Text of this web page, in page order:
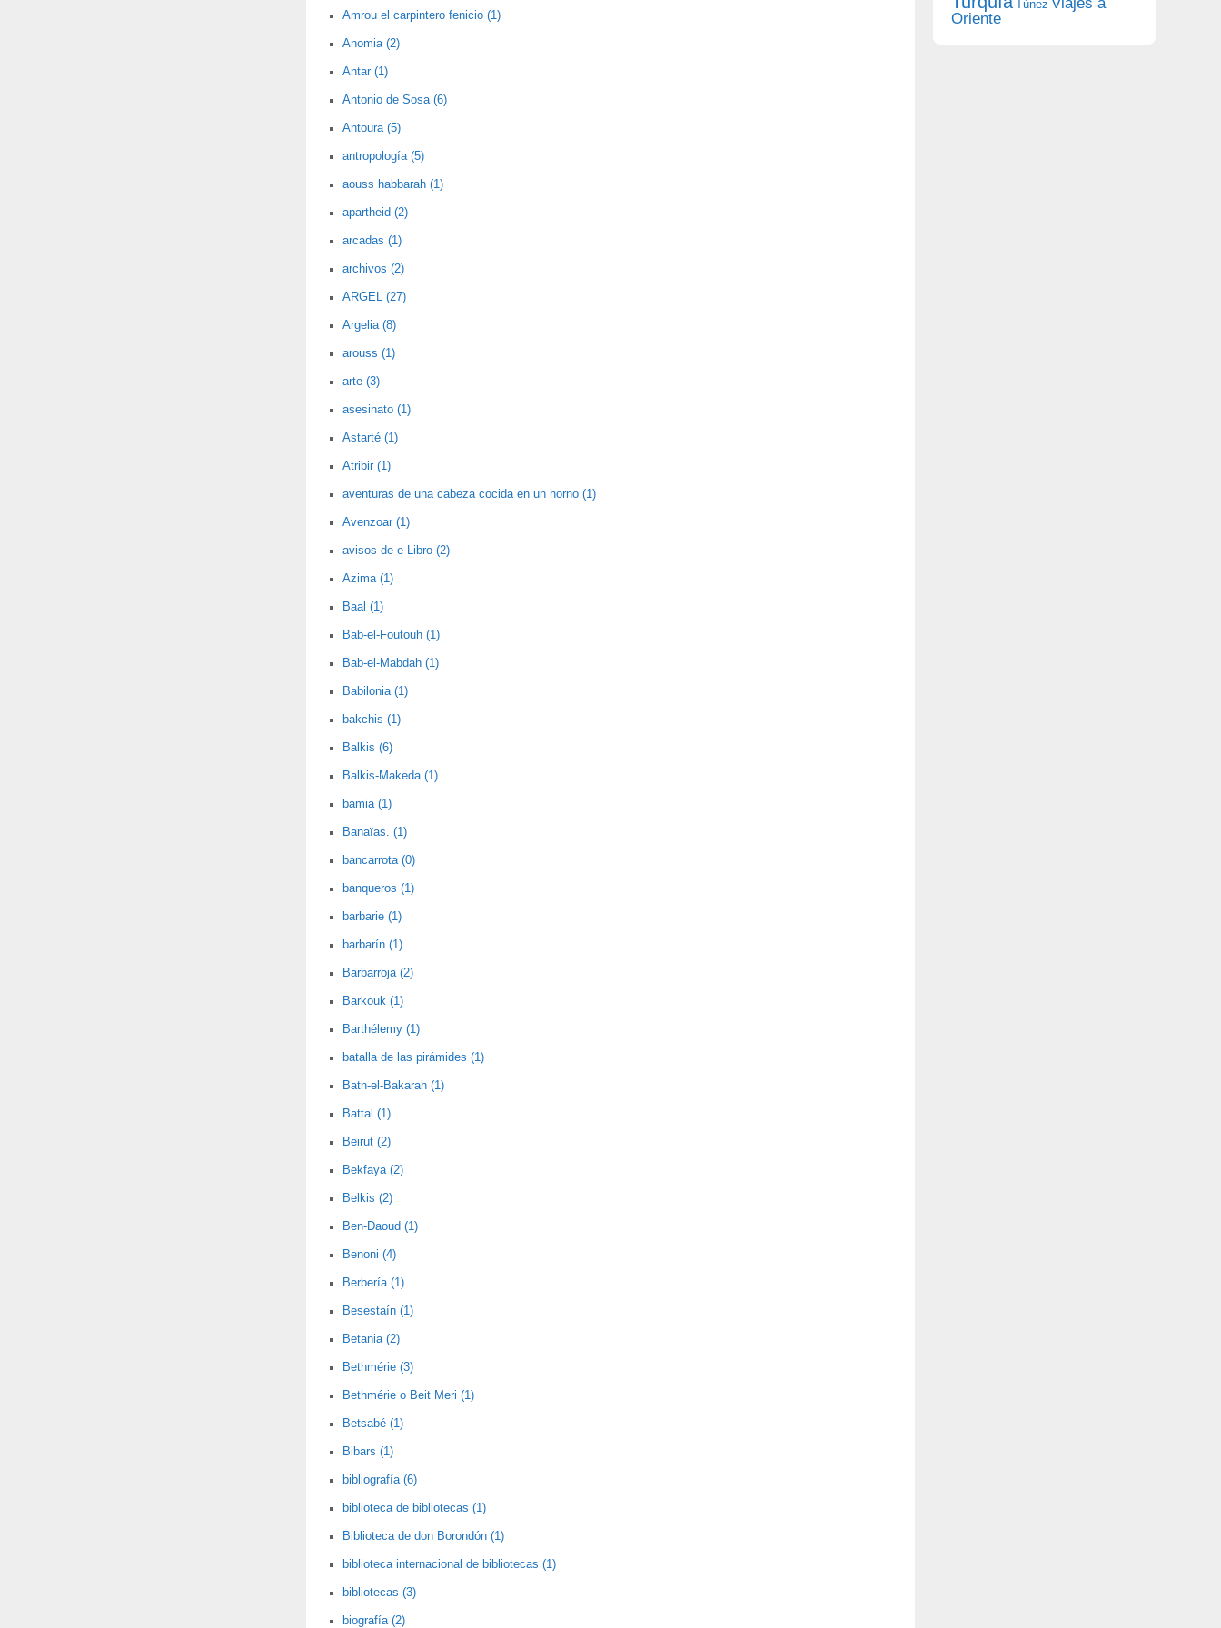
Amrou el carpintero fenicio (1)
Anomia (2)
Antar (1)
Antonio de Sosa (6)
Antoura (5)
antropología (5)
aouss habbarah (1)
apartheid (2)
arcadas (1)
archivos (2)
ARGEL (27)
Argelia (8)
arouss (1)
arte (3)
asesinato (1)
Astarté (1)
Atribir (1)
aventuras de una cabeza cocida en un horno (1)
Avenzoar (1)
avisos de e-Libro (2)
Azima (1)
Baal (1)
Bab-el-Foutouh (1)
Bab-el-Mabdah (1)
Babilonia (1)
bakchis (1)
Balkis (6)
Balkis-Makeda (1)
bamia (1)
Banaïas. (1)
bancarrota (0)
banqueros (1)
barbarie (1)
barbarín (1)
Barbarroja (2)
Barkouk (1)
Barthélemy (1)
batalla de las pirámides (1)
Batn-el-Bakarah (1)
Battal (1)
Beirut (2)
Bekfaya (2)
Belkis (2)
Ben-Daoud (1)
Benoni (4)
Berbería (1)
Besestaín (1)
Betania (2)
Bethmérie (3)
Bethmérie o Beit Meri (1)
Betsabé (1)
Bibars (1)
bibliografía (6)
biblioteca de bibliotecas (1)
Biblioteca de don Borondón (1)
biblioteca internacional de bibliotecas (1)
bibliotecas (3)
biografía (2)
Túnez
Oriente